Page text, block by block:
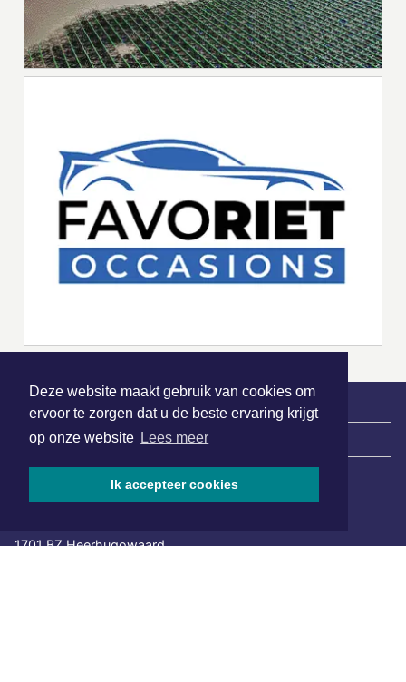
Deze website maakt gebruik van cookies om
ervoor te zorgen dat u de beste ervaring krijgt
op onze website Lees meer
Ik accepteer cookies
| Nieuws | Sport | Evenementen
Hoofdvestiging:
1701 BZ Heerhugowaard